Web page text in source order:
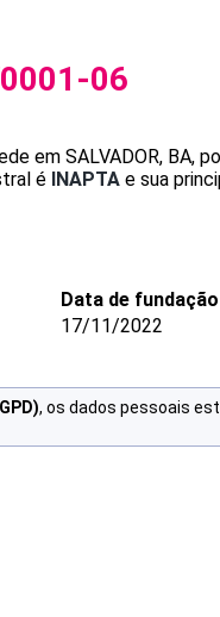
06
em SALVADOR, BA,
é INAPTA e sua
Data de fundação
17/11/2022
, os dados pessoais